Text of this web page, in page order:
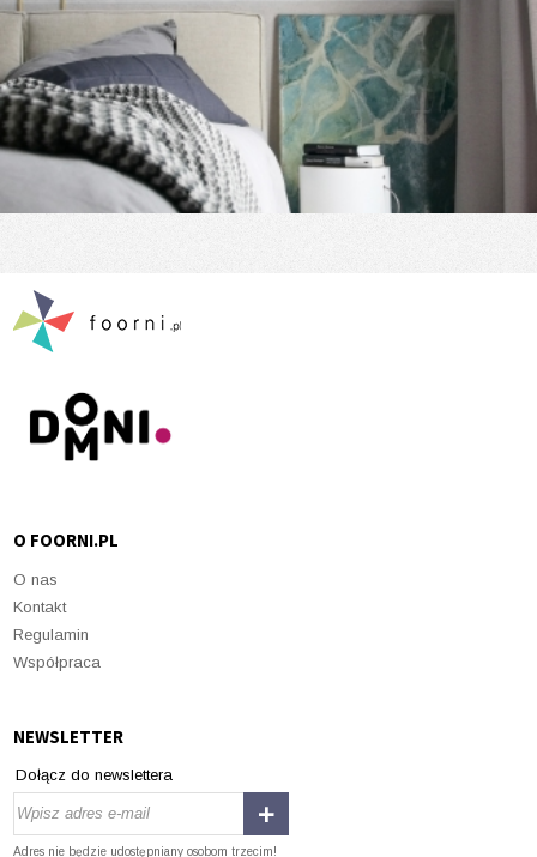
O FOORNI.PL
O nas
Kontakt
Regulamin
Współpraca
NEWSLETTER
Dołącz do newslettera
Adres nie będzie udostępniany osobom trzecim!